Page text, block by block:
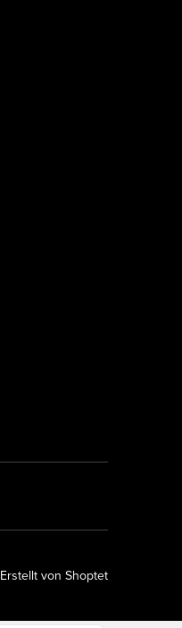
Erstellt von Shoptet